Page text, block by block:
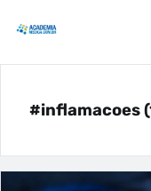
#inflamacoes